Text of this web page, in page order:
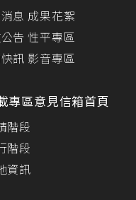
息
告
訊
成果花絮
性平專區
影音專區
專區
階段
階段
資訊
意見信箱首頁